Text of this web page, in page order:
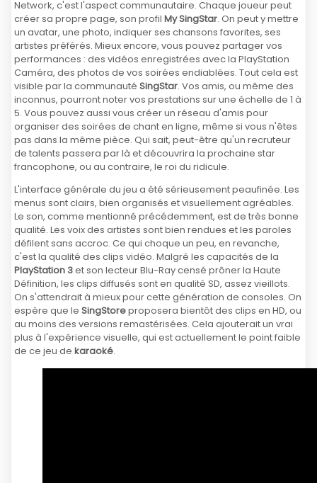
Network, c'est l'aspect communautaire. Chaque joueur peut
créer sa propre page, son profil My SingStar. On peut y mettre
un avatar, une photo, indiquer ses chansons favorites, ses
artistes préférés. Mieux encore, vous pouvez partager vos
performances : des vidéos enregistrées avec la PlayStation
Caméra, des photos de vos soirées endiablées. Tout cela est
visible par la communauté SingStar. Vos amis, ou même des
inconnus, pourront noter vos prestations sur une échelle de 1 à
5. Vous pouvez aussi vous créer un réseau d'amis pour
organiser des soirées de chant en ligne, même si vous n'êtes
pas dans la même pièce. Qui sait, peut-être qu'un recruteur
de talents passera par là et découvrira la prochaine star
francophone, ou au contraire, le roi du ridicule.
L'interface générale du jeu a été sérieusement peaufinée. Les
menus sont clairs, bien organisés et visuellement agréables.
Le son, comme mentionné précédemment, est de très bonne
qualité. Les voix des artistes sont bien rendues et les paroles
défilent sans accroc. Ce qui choque un peu, en revanche,
c'est la qualité des clips vidéo. Malgré les capacités de la
PlayStation 3et son lecteur Blu-Ray censé prôner la Haute
Définition, les clips diffusés sont en qualité SD, assez vieillots.
On s'attendrait à mieux pour cette génération de consoles. On
espère que le SingStoreproposera bientôt des clips en HD, ou
au moins des versions remastérisées. Cela ajouterait un vrai
plus à l'expérience visuelle, qui est actuellement le point faible
de ce jeu de karaoké.